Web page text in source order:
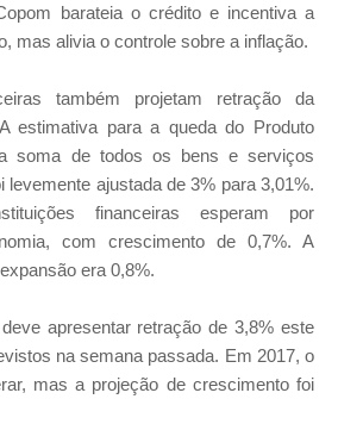
barateia o crédito e incentiva a
mas alivia o controle sobre a inflação.
também projetam retração da
estimativa para a queda do Produto
soma de todos os bens e serviços
levemente ajustada de 3% para 3,01%.
financeiras esperam por
com crescimento de 0,7%. A
era 0,8%.
apresentar retração de 3,8% este
na semana passada. Em 2017, o
mas a projeção de crescimento foi